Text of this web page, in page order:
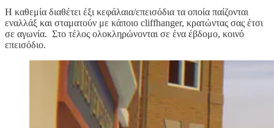
Η καθεμία διαθέτει έξι κεφάλαια/επεισόδια τα οποία παίζονται
εναλλάξ και σταματούν με κάποιο cliffhanger, κρατώντας σας έτσι
σε αγωνία. Στο τέλος ολοκληρώνονται σε ένα έβδομο, κοινό
επεισόδιο.